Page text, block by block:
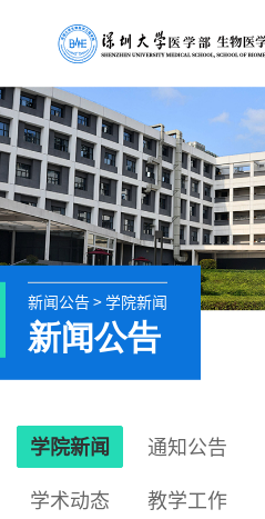
新闻公告 > 学院新闻
新闻公告
学院新闻 通知公告
学术动态 教学工作